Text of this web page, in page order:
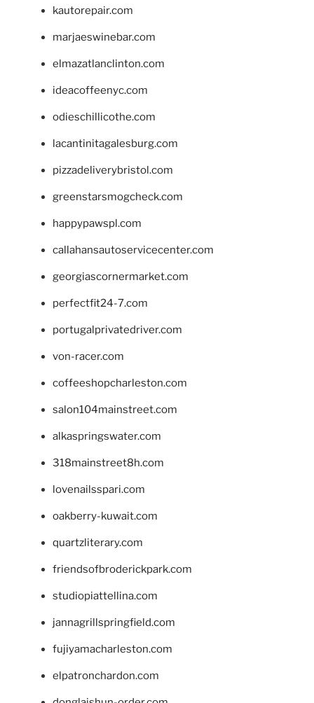
kautorepair.com
marjaeswinebar.com
elmazatlanclinton.com
ideacoffeenyc.com
odieschillicothe.com
lacantinitagalesburg.com
pizzadeliverybristol.com
greenstarsmogcheck.com
happypawspl.com
callahansautoservicecenter.com
georgiascornermarket.com
perfectfit24-7.com
portugalprivatedriver.com
von-racer.com
coffeeshopcharleston.com
salon104mainstreet.com
alkaspringswater.com
318mainstreet8h.com
lovenailsspari.com
oakberry-kuwait.com
quartzliterary.com
friendsofbroderickpark.com
studiopiattellina.com
jannagrillspringfield.com
fujiyamacharleston.com
elpatronchardon.com